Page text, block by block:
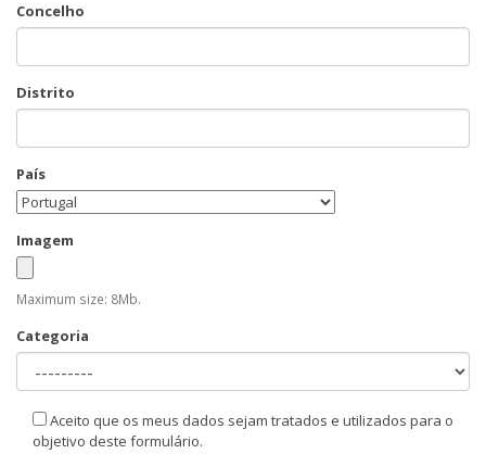
Concelho
Distrito
País
Imagem
Maximum size: 8Mb.
Categoria
Aceito que os meus dados sejam tratados e utilizados para o
objetivo deste formulário.